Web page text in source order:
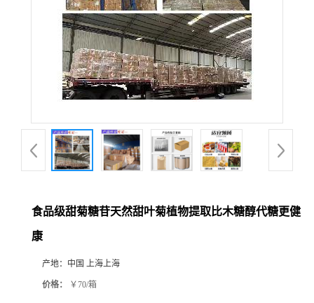
食品级甜菊糖苷天然甜叶菊植物提取比木糖醇代糖更健
康
产地： 中国 上海上海
价格： ￥70/箱